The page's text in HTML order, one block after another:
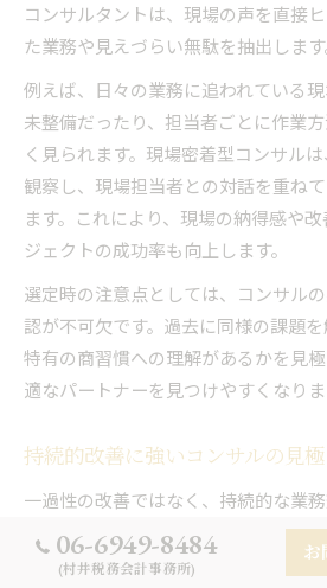
コンサルタントは、現場の声を直接
た業務や見えづらい無駄を抽出します
例えば、日々の業務に追われている
未整備だったり、担当者ごとに作業
く見られます。現場密着型コンサル
観察し、現場担当者との対話を重ね
ます。これにより、現場の納得感や
ジェクトの成功率も向上します。
選定時の注意点としては、コンサル
認が不可欠です。過去に同様の課題
特有の商習慣への理解があるかを見
適なパートナーを見つけやすくなりま
持続的改善に強いコンサルの見
一過性の改善ではなく、持続的な業
は、改善サイクルを自走できる仕組
の実現をサポートできるコンサルの
06-6949-8484
(村井税務会計事務所)
お